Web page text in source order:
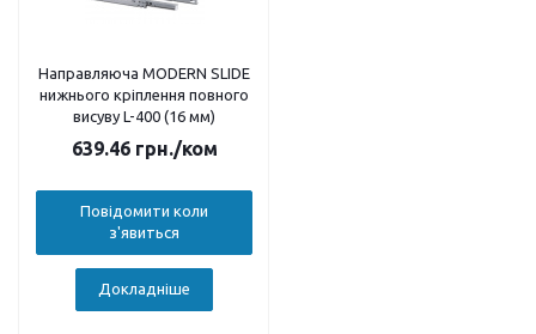
Направляюча MODERN SLIDE
нижнього кріплення повного
висуву L-400 (16 мм)
639.46грн./ком
Повідомити коли
з'явиться
Докладніше